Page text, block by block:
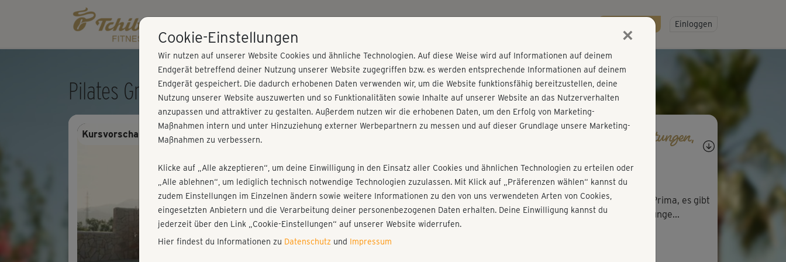
Gratis testen! Einloggen
Pilates Grundkurs - Kurs 2
Play
Kursvorschau - Anmelden und alles trainieren!
Fragen, Antworten, Bewertungen,
R
Rita610
Absolut gut erklärt für Anfänger. Prima, es gibt
ja in jedem weiteren Kurs Steigerunge...
Cookie-Einstellungen ×
Wir nutzen auf unserer Website Cookies und ähnliche Technologien. Auf diese Weise wird auf Informationen auf deinem
Endgerät betreffend deiner Nutzung unserer Website zugegriffen bzw. es werden entsprechende Informationen auf deinem
Endgerät gespeichert. Die dadurch erhobenen Daten verwenden wir, um die Website funktionsfähig bereitzustellen, deine
Nutzung unserer Website auszuwerten und so Funktionalitäten sowie Inhalte auf unserer Website an das Nutzerverhalten
anzupassen und attraktiver zu gestalten. Außerdem nutzen wir die erhobenen Daten, um den Erfolg von Marketing-
Maßnahmen intern und unter Hinzuziehung externer Werbepartnern zu messen und auf dieser Grundlage unsere Marketing-
Maßnahmen zu verbessern.
Klicke auf „Alle akzeptieren“, um deine Einwilligung in den Einsatz aller Cookies und ähnlichen Technologien zu erteilen oder
„Alle ablehnen“, um lediglich technisch notwendige Technologien zuzulassen. Mit Klick auf „Präferenzen wählen“ kannst du
zudem Einstellungen im Einzelnen ändern sowie weitere Informationen zu den von uns verwendeten Arten von Cookies,
eingesetzten Anbietern und die Verarbeitung deiner personenbezogenen Daten erhalten. Deine Einwilligung kannst du
jederzeit über den Link „Cookie-Einstellungen“ auf unserer Website widerrufen.
Hier findest du Informationen zu Datenschutz und Impressum